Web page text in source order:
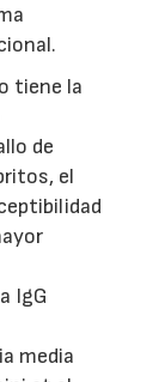
tiene la
de
el
IgG
media